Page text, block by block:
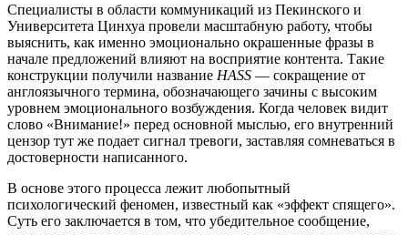
Специалисты в области коммуникаций из Пекинского и
Университета Цинхуа провели масштабную работу, чтобы
выяснить, как именно эмоционально окрашенные фразы в
начале предложений влияют на восприятие контента. Такие
конструкции получили название HASS — сокращение от
англоязычного термина, обозначающего зачины с высоким
уровнем эмоционального возбуждения. Когда человек видит
слово «Внимание!» перед основной мыслью, его внутренний
цензор тут же подает сигнал тревоги, заставляя сомневаться в
достоверности написанного.
В основе этого процесса лежит любопытный
психологический феномен, известный как «эффект спящего».
Суть его заключается в том, что убедительное сообщение,